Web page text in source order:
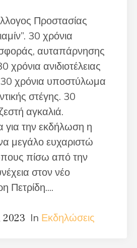
Προστασίας
30 χρόνια
αυταπάρνησης
χρόνια ανιδιοτέλειας
30 χρόνια υποστύλωμα
στέγης. 30
αγκαλιά.
για την εκδήλωση η
μεγάλο ευχαριστώ
πίσω από την
στον νέο
Πετρίδη....
2023 In Εκδηλώσεις